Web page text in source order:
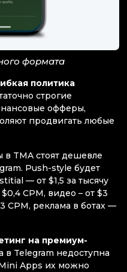
формата
политика
строгие
офферы,
продвигать любые
в TMA стоят дешевле
Push-style будет
— от $1,5 за тысячу
CPM, видео – от $3
CPM, реклама в ботах —
на премиум-
в Telegram недоступна
Apps их можно